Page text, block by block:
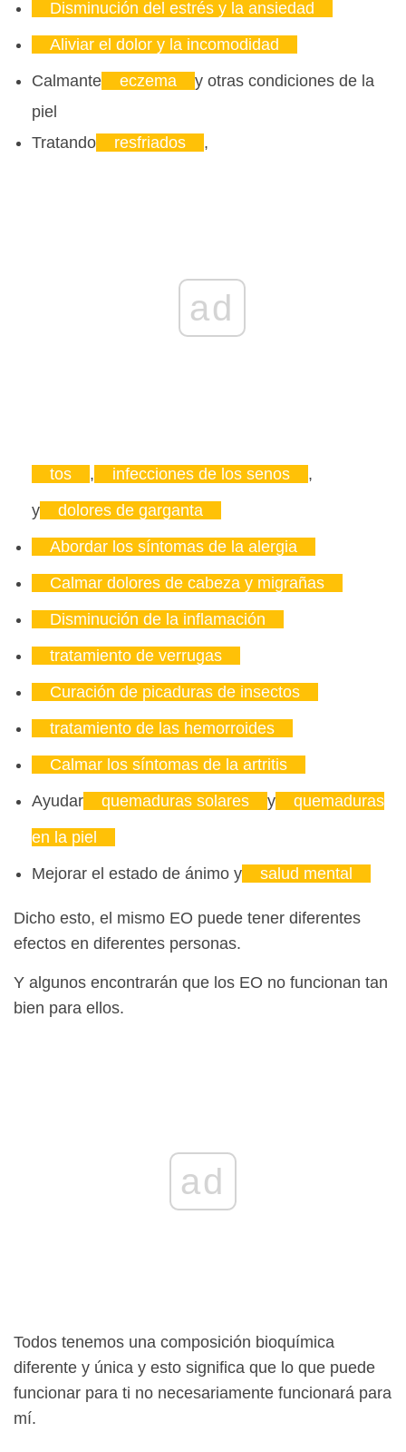
Disminución del estrés y la ansiedad
Aliviar el dolor y la incomodidad
Calmante
eczema
y otras condiciones de la
piel
Tratando
resfriados ,
ad
tos , infecciones de los senos
,
y
dolores de garganta
Abordar los síntomas de la alergia
Calmar dolores de cabeza y migrañas
Disminución de la inflamación
tratamiento de verrugas
Curación de picaduras de insectos
tratamiento de las hemorroides
Calmar los síntomas de la artritis
Ayudar
quemaduras solares y
quemaduras
en la piel
Mejorar el estado de ánimo y
salud mental
Dicho esto, el mismo EO puede tener diferentes
efectos en diferentes personas.
Y algunos encontrarán que los EO no funcionan tan
bien para ellos.
ad
Todos tenemos una composición bioquímica
diferente y única y esto significa que lo que puede
funcionar para ti no necesariamente funcionará para
mí.